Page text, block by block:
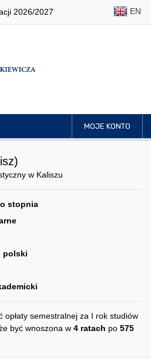
2026/2027 EN
MOJE KONTO
w Kaliszu
stopnia
polski
opłaty semestralnej za I rok studiów
być wnoszona w 4 ratach po 575